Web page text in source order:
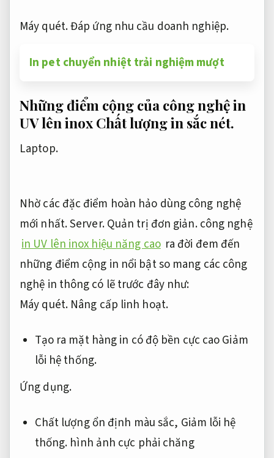
Máy quét.Đáp ứng nhu cầu doanh nghiệp.
In pet chuyển nhiệt trải nghiệm mượt
Những điểm cộng của công nghệ in
UV lên inoxChất lượng in sắc nét.
Laptop.
Nhờ các đặc điểm hoàn hảo dùng công nghệ
mới nhất.Server.Quản trị đơn giản.công nghệ
in UV lên inox hiệu năng cao ra đời đem đến
những điểm cộng in nổi bật so mang các công
nghệ in thông có lẽ trước đây như:
Máy quét. Nâng cấp linh hoạt.
Tạo ra mặt hàng in có độ bền cực caoGiảm
lỗi hệ thống.
Ứng dụng.
Chất lượng ổn định màu sắc, Giảm lỗi hệ
thống. hình ảnh cực phải chăng